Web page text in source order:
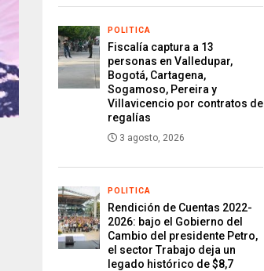
POLITICA
Fiscalía captura a 13
personas en Valledupar,
Bogotá, Cartagena,
Sogamoso, Pereira y
Villavicencio por contratos de
regalías
3 agosto, 2026
POLITICA
Rendición de Cuentas 2022-
2026: bajo el Gobierno del
Cambio del presidente Petro,
el sector Trabajo deja un
legado histórico de $8,7